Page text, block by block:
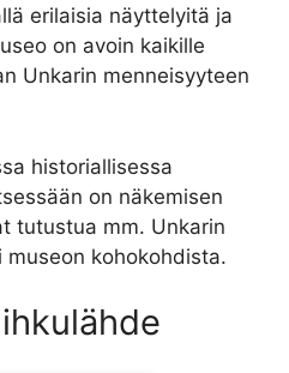
erilaisia näyttelyitä ja
on avoin kaikille
Unkarin menneisyyteen
historiallisessa
on näkemisen
tutustua mm. Unkarin
museon kohokohdista.